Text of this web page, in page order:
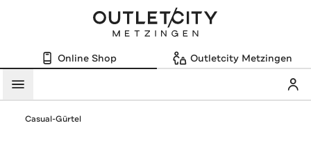
Online Shop Outletcity Metzingen
Menü
Casual-Gürtel